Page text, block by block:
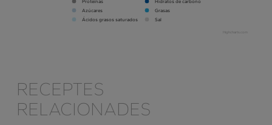
Azúcares
Grasas
Ácidos grasos saturados
Sal
Highcharts.com
RECEPTES
RELACIONADES